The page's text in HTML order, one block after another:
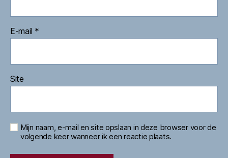
E-mail *
Site
Mijn naam, e-mail en site opslaan in deze browser voor de
volgende keer wanneer ik een reactie plaats.